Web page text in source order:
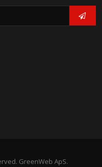
GreenWeb ApS.